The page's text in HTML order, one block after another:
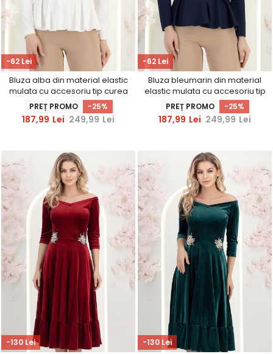
-62 Lei
Bluza alba din material elastic
mulata cu accesoriu tip curea
si peplum
PREȚ PROMO -25%
187,99 Lei 249,99 Lei
-62 Lei
Bluza bleumarin din material
elastic mulata cu accesoriu tip
curea si peplum
PREȚ PROMO -25%
187,99 Lei 249,99 Lei
-130 Lei -130 Lei